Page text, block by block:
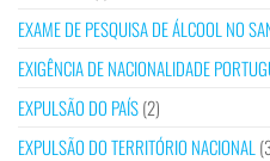
EXAME DE PESQUISA DE ÁLCOOL NO
EXIGÊNCIA DE NACIONALIDADE
EXPULSÃO DO PAÍS(2)
EXPULSÃO DO TERRITÓRIO NACIONAL